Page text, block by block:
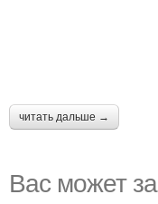
читать дальше →
Вас может